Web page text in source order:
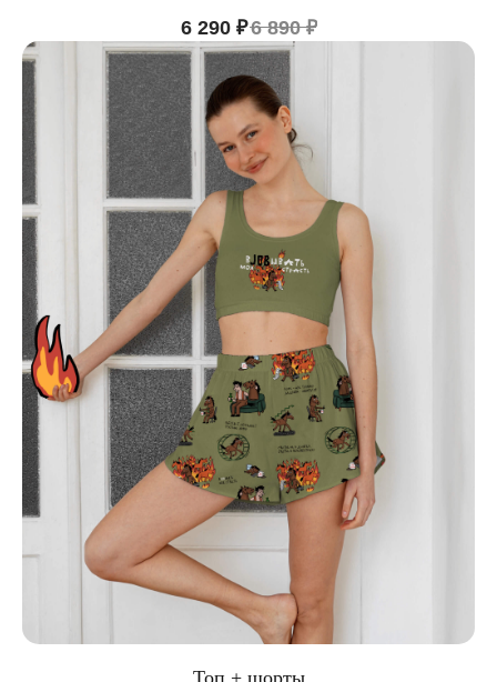
6 290 ₽6 890 ₽
Топ + шорты